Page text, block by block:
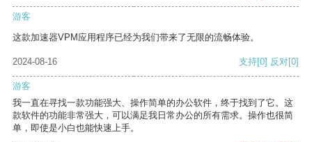
游客
这款加速器VPM应用程序已经为我们带来了无限的流畅体验。
2024-08-16 支持[0] 反对[0]
游客
我一直在寻找一款功能强大、操作简单的办公软件，终于找到了它。这
款软件的功能非常强大，可以满足我日常办公的所有需求。操作也很简
单，即使是小白也能快速上手。